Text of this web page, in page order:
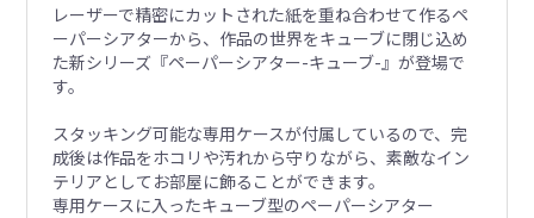
レーザーで精密にカットされた紙を重ね合わせて作るペ
ーパーシアターから、作品の世界をキューブに閉じ込め
た新シリーズ『ペーパーシアター-キューブ-』が登場で
す。
スタッキング可能な専用ケースが付属しているので、完
成後は作品をホコリや汚れから守りながら、素敵なイン
テリアとしてお部屋に飾ることができます。
専用ケースに入ったキューブ型のペーパーシアター